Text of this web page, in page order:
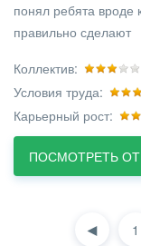
понял ребята вроде
правильно сделают
Коллектив:
Условия труда:
Карьерный рост:
ПОСМОТРЕТЬ
◄ 1